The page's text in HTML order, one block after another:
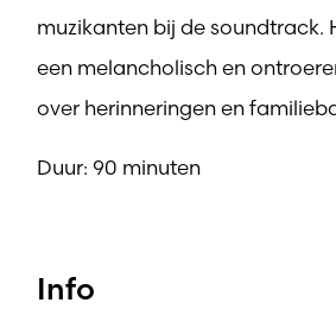
muzikanten bij de soundtrack.
een melancholisch en
over herinneringen en
Duur: 90 minuten
Info